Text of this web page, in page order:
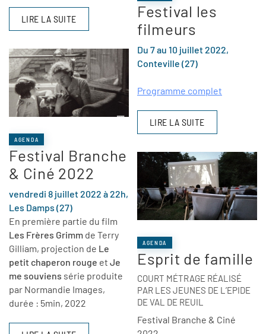
LIRE LA SUITE
AGENDA
Festival Branche
& Ciné 2022
vendredi 8 juillet 2022 à 22h,
Les Damps (27)
En première partie du film
Les Frères Grimm de Terry
Gilliam, projection de Le
petit chaperon rouge et Je
me souviens série produite
par Normandie Images,
durée : 5min, 2022
Festival les
filmeurs
Du 7 au 10 juillet 2022,
Conteville (27)
Programme complet
LIRE LA SUITE
AGENDA
Esprit de famille
COURT MÉTRAGE RÉALISÉ
PAR LES JEUNES DE L’EPIDE
DE VAL DE REUIL
Festival Branche & Ciné